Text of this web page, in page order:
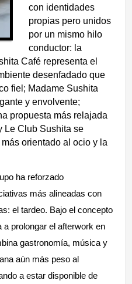
con identidades
propias pero unidos
por un mismo hilo
conductor: la
Café representa el
desenfadado que
fiel; Madame Sushita
y envolvente;
propuesta más relajada
Le Club Sushita se
orientado al ocio y la
ha reforzado
más alineadas con
el tardeo. Bajo el concepto
a prolongar el afterwork en
gastronomía, música y
aún más peso al
a estar disponible de